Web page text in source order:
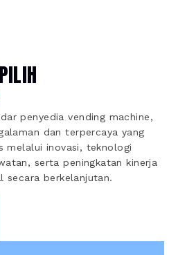
penyedia vending machine,
dan terpercaya yang
melalui inovasi, teknologi
serta peningkatan kinerja
secara berkelanjutan.